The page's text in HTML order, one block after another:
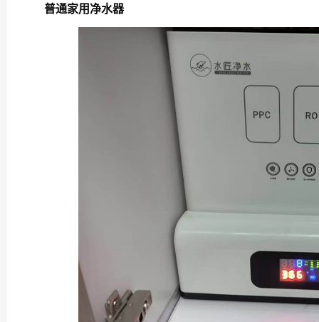
普通家用净水器